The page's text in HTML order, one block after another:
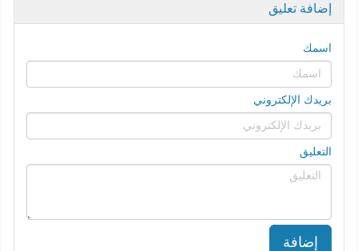
إضافة تعليق
اسمك
بريدك الإلكتروني
التعليق
إضافة